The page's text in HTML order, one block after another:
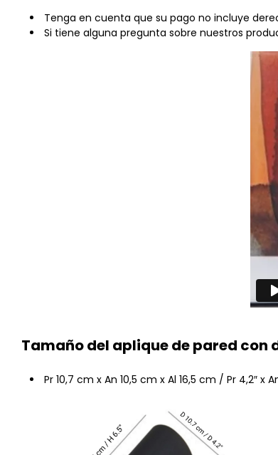
Tenga en cuenta que su pago no incluye
Si tiene alguna pregunta sobre nuestros
Tamaño del aplique de pared con
Pr 10,7 cm x An 10,5 cm x Al 16,5 cm / Pr 4,2″ x